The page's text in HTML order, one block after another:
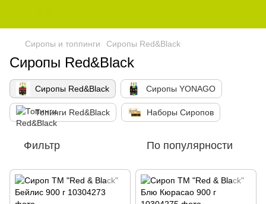
Сиропы и топпинги Сиропы Red&Black
Сиропы Red&Black
Сиропы Red&Black Сиропы YONAGO
Топинги Red&Black Наборы Сиропов
Фильтр По популярности